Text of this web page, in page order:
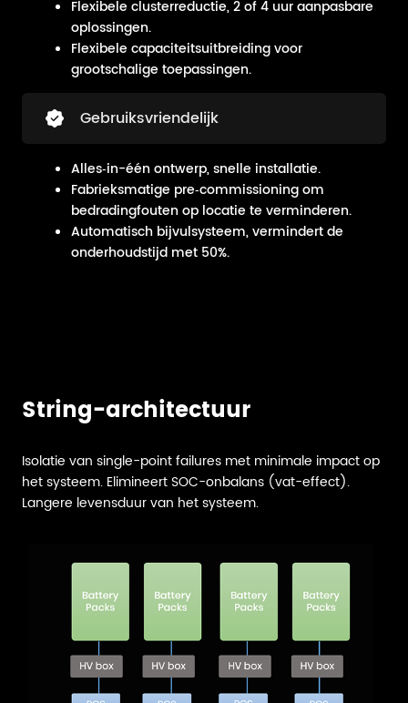
Flexibele clusterreductie, 2 of 4 uur aanpasbare
oplossingen.
Flexibele capaciteitsuitbreiding voor
grootschalige toepassingen.
Gebruiksvriendelijk
Alles‑in-één ontwerp, snelle installatie.
Fabrieksmatige pre‑commissioning om
bedradingfouten op locatie te verminderen.
Automatisch bijvulsysteem, vermindert de
onderhoudstijd met 50%.
String-architectuur
Isolatie van single-point failures met minimale impact op
het systeem. Elimineert SOC-onbalans (vat-effect).
Langere levensduur van het systeem.